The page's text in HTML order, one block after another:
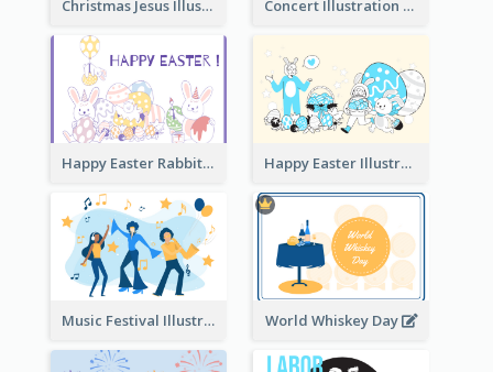
Christmas Jesus Illustration Concert Illustration
Happy Easter Rabbit Illustration Happy Easter Illustration
Music Festival Illustration World Whiskey Day